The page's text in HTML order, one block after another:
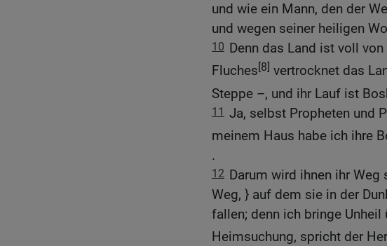
und wie ein Mann, den der
und wegen seiner heiligen
10 Denn das Land ist voll
Fluches[8] vertrocknet das
Steppe –, und ihr Lauf ist
11 Ja, selbst Propheten und
meinem Haus habe ich ihre
.
12 Darum wird ihnen ihr
Weg, } auf dem sie in der
fallen; denn ich bringe Unheil
Heimsuchung, spricht der